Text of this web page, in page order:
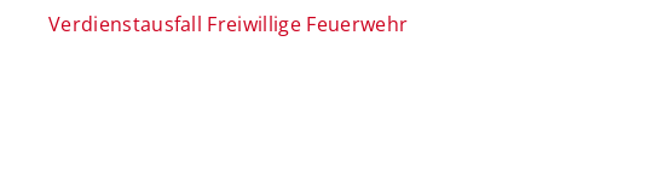
Verdienstausfall Freiwillige Feuerwehr